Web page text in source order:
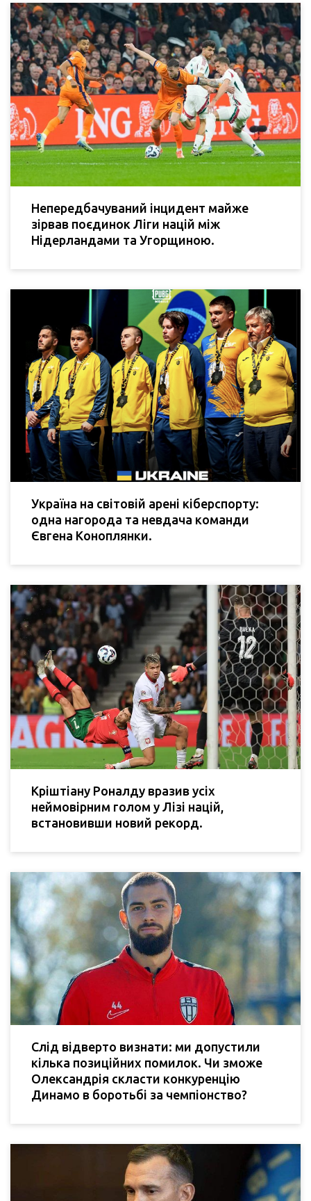
Непередбачуваний інцидент майже
зірвав поєдинок Ліги націй між
Нідерландами та Угорщиною.
Україна на світовій арені кіберспорту:
одна нагорода та невдача команди
Євгена Коноплянки.
Кріштіану Роналду вразив усіх
неймовірним голом у Лізі націй,
встановивши новий рекорд.
Слід відверто визнати: ми допустили
кілька позиційних помилок. Чи зможе
Олександрія скласти конкуренцію
Динамо в боротьбі за чемпіонство?